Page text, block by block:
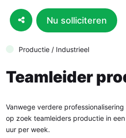
Nu solliciteren
Productie / Industrieel
Teamleider
Vanwege verdere
op zoek teamleiders productie in
uur per week.